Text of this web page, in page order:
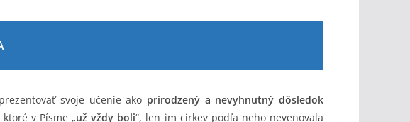
svoje učenie ako prirodzený a nevyhnutný dôsledok
ktoré v Písme „už vždy boli“, len im cirkev podľa neho nevenovala